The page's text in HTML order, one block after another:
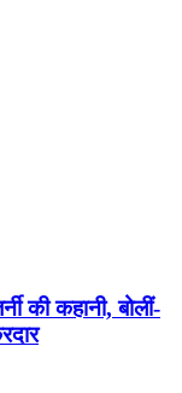
की कहानी, बोलीं-